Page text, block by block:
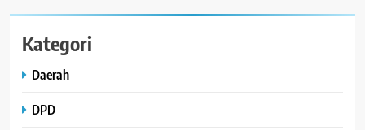
Kategori
Daerah
DPD